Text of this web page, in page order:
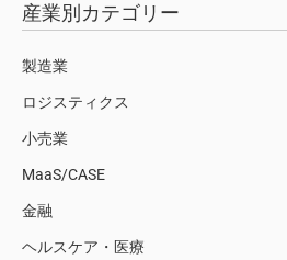
産業別カテゴリー
製造業
ロジスティクス
小売業
MaaS/CASE
金融
ヘルスケア・医療